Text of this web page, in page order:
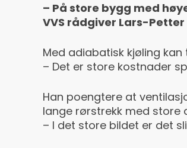
– På store bygg med
VVS rådgiver Lars-Petter
Med adiabatisk kjøling
– Det er store kostnader
Han poengtere at
lange rørstrekk med
– I det store bildet er det